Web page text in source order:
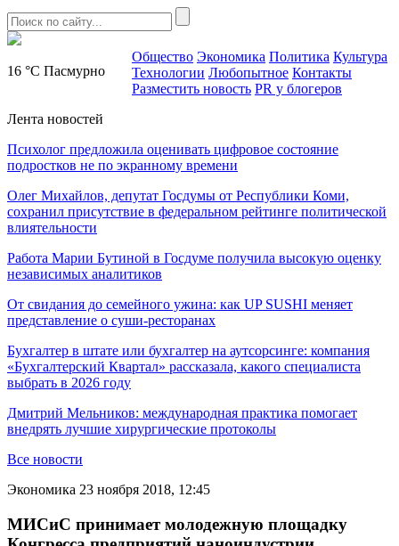
16 °C Пасмурно
Общество Экономика Политика Культура
Технологии Любопытное Контакты
Разместить новость PR у блогеров
Лента новостей
Психолог предложила оценивать цифровое состояние
подростков не по экранному времени
Олег Михайлов, депутат Госдумы от Республики Коми,
сохранил присутствие в федеральном рейтинге политической
влиятельности
Работа Марии Бутиной в Госдуме получила высокую оценку
независимых аналитиков
От свидания до семейного ужина: как UP SUSHI меняет
представление о суши-ресторанах
Бухгалтер в штате или бухгалтер на аутсорсинге: компания
«Бухгалтерский Квартал» рассказала, какого специалиста
выбрать в 2026 году
Дмитрий Мельников: международная практика помогает
внедрять лучшие хирургические протоколы
Все новости
Экономика 23 ноября 2018, 12:45
МИСиС принимает молодежную площадку